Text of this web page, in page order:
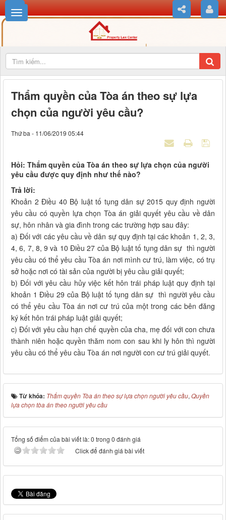
Thẩm quyền của Tòa án theo sự lựa
chọn của người yêu cầu?
Thứ ba - 11/06/2019 05:44
Hỏi: Thẩm quyền của Tòa án theo sự lựa chọn của người
yêu cầu được quy định như thế nào?
Trả lời:
Khoản 2 Điều 40 Bộ luật tố tụng dân sự 2015 quy định người
yêu cầu có quyền lựa chọn Tòa án giải quyết yêu cầu về dân
sự, hôn nhân và gia đình trong các trường hợp sau đây:
a) Đối với các yêu cầu về dân sự quy định tại các khoản 1, 2, 3,
4, 6, 7, 8, 9 và 10 Điều 27 của Bộ luật tố tụng dân sự thì người
yêu cầu có thể yêu cầu Tòa án nơi mình cư trú, làm việc, có trụ
sở hoặc nơi có tài sản của người bị yêu cầu giải quyết;
b) Đối với yêu cầu hủy việc kết hôn trái pháp luật quy định tại
khoản 1 Điều 29 của Bộ luật tố tụng dân sự thì người yêu cầu
có thể yêu cầu Tòa án nơi cư trú của một trong các bên đăng
ký kết hôn trái pháp luật giải quyết;
c) Đối với yêu cầu hạn chế quyền của cha, mẹ đối với con chưa
thành niên hoặc quyền thăm nom con sau khi ly hôn thì người
yêu cầu có thể yêu cầu Tòa án nơi người con cư trú giải quyết.
Từ khóa: Thẩm quyền Tòa án theo sự lựa chọn người yêu cầu, Quyền
lựa chọn tòa án theo người yêu cầu
Tổng số điểm của bài viết là: 0 trong 0 đánh giá
Click để đánh giá bài viết